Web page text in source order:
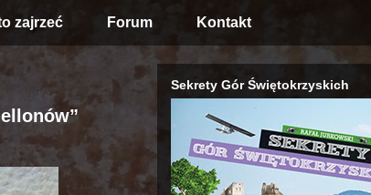
zajrzeć Forum Kontakt
Sekrety Gór Świętokrzyskich